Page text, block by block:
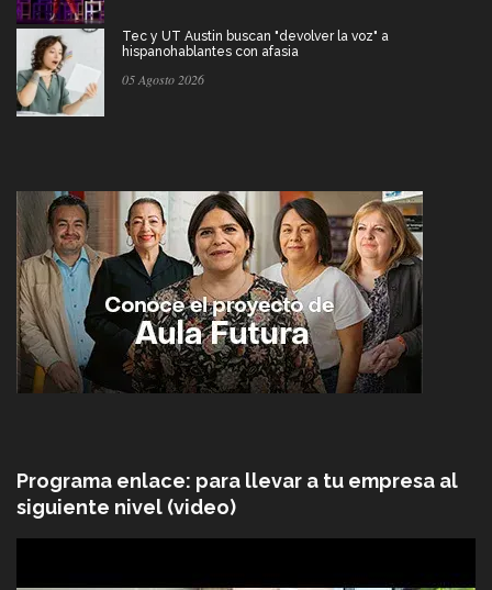
Tec y UT Austin buscan "devolver la voz" a
hispanohablantes con afasia
05 Agosto 2026
Programa enlace: para llevar a tu empresa al
siguiente nivel (video)